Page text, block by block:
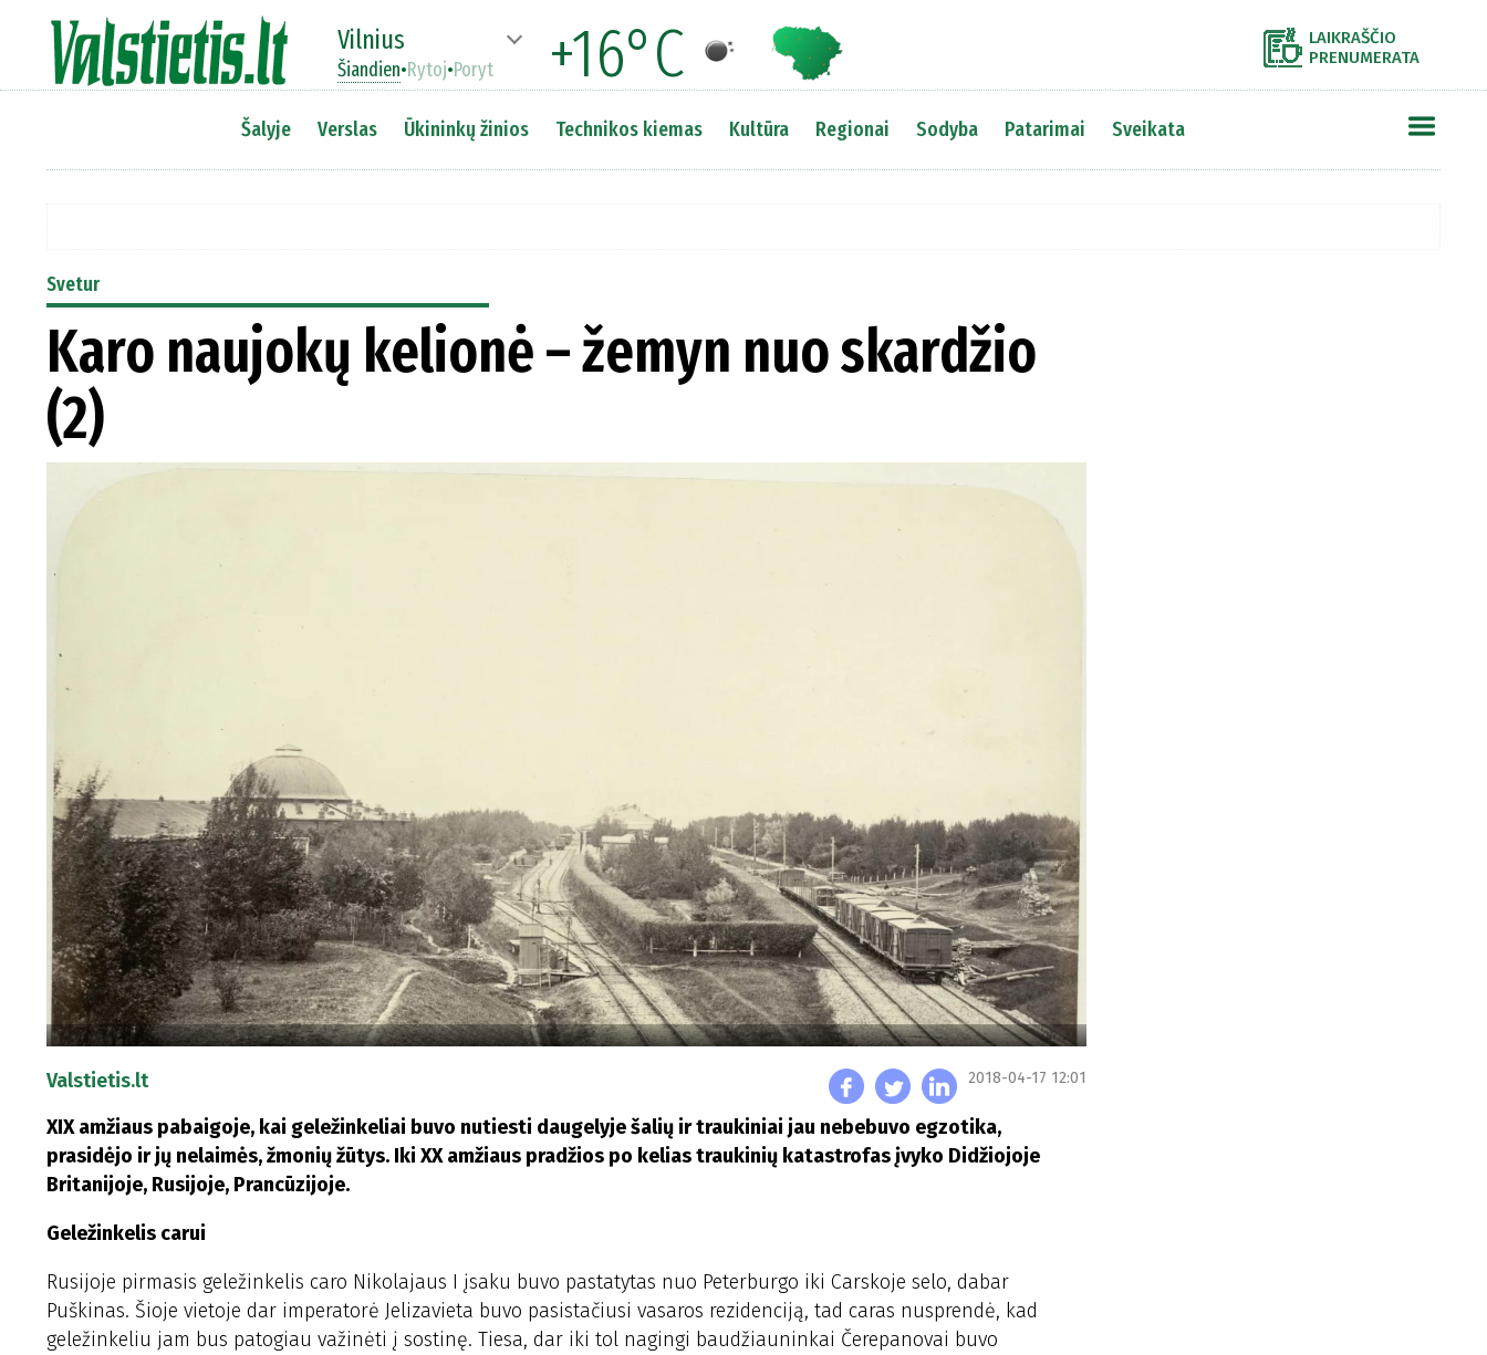
Vilnius +16°C
Šiandien•Rytoj•Poryt
LAIKRAŠČIO
PRENUMERATA
Šalyje Verslas Ūkininkų žinios Technikos kiemas Kultūra Regionai Sodyba Patarimai Sveikata
Svetur
Karo naujokų kelionė – žemyn nuo skardžio
(2)
Valstietis.lt 2018-04-17 12:01
XIX amžiaus pabaigoje, kai geležinkeliai buvo nutiesti daugelyje šalių ir traukiniai jau nebebuvo egzotika,
prasidėjo ir jų nelaimės, žmonių žūtys. Iki XX amžiaus pradžios po kelias traukinių katastrofas įvyko Didžiojoje
Britanijoje, Rusijoje, Prancūzijoje.
Geležinkelis carui
Rusijoje pirmasis geležinkelis caro Nikolajaus I įsaku buvo pastatytas nuo Peterburgo iki Carskoje selo, dabar
Puškinas. Šioje vietoje dar imperatorė Jelizavieta buvo pasistačiusi vasaros rezidenciją, tad caras nusprendė, kad
geležinkeliu jam bus patogiau važinėti į sostinę. Tiesa, dar iki tol nagingi baudžiauninkai Čerepanovai buvo